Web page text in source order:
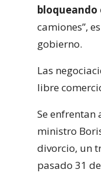
bloqueando
camiones”,
gobierno.
Las
libre
Se enfrentan
ministro
divorcio, un
pasado 31